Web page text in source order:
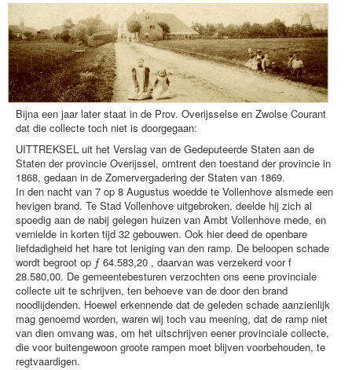
Bijna een jaar later staat in de Prov. Overijsselse en Zwolse Courant
dat die collecte toch niet is doorgegaan:
UITTREKSEL uit het Verslag van de Gedeputeerde Staten aan de
Staten der provincie Overijssel, omtrent den toestand der provincie in
1868, gedaan in de Zomervergadering der Staten van 1869.
In den nacht van 7 op 8 Augustus woedde te Vollenhove alsmede een
hevigen brand. Te Stad Vollenhove uitgebroken, deelde hij zich al
spoedig aan de nabij gelegen huizen van Ambt Vollenhove mede, en
vernielde in korten tijd 32 gebouwen. Ook hier deed de openbare
liefdadigheid het hare tot leniging van den ramp. De beloopen schade
wordt begroot op ƒ 64.583,20 , daarvan was verzekerd voor f
28.580,00. De gemeentebesturen verzochten ons eene provinciale
collecte uit te schrijven, ten behoeve van de door den brand
noodlijdenden. Hoewel erkennende dat de geleden schade aanzienlijk
mag genoemd worden, waren wij toch vau meening, dat de ramp niet
van dien omvang was, om het uitschrijven eener provinciale collecte,
die voor buitengewoon groote rampen moet blijven voorbehouden, te
regtvaardigen.